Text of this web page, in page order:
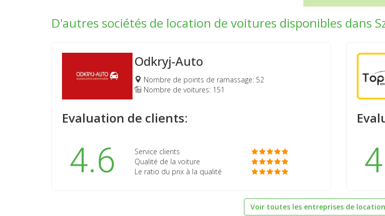
D'autres sociétés de location de voitures disponibles dans
Odkryj-Auto
Nombre de points de ramassage: 52
Nombre de voitures: 151
Evaluation de clients:
4.6
Service clients
Qualité de la voiture
Le ratio du prix à la qualité
Voir toutes les entreprises de